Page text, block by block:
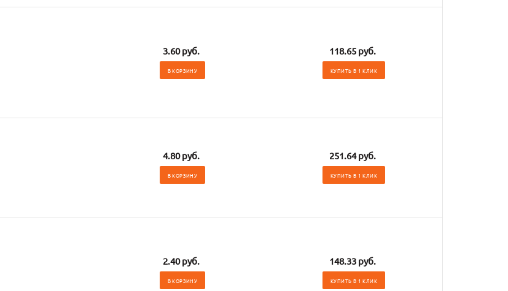
3.60 руб.
В КОРЗИНУ
118.65 руб.
КУПИТЬ В 1 КЛИК
4.80 руб.
В КОРЗИНУ
251.64 руб.
КУПИТЬ В 1 КЛИК
2.40 руб.
В КОРЗИНУ
148.33 руб.
КУПИТЬ В 1 КЛИК